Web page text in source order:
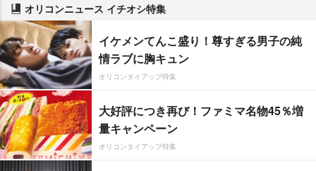
オリコンニュース イチオシ特集
イケメンてんこ盛り！尊すぎる男子の純
情ラブに胸キュン
オリコンタイアップ特集
大好評につき再び！ファミマ名物45％増
量キャンペーン
オリコンタイアップ特集